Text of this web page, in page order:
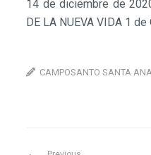
14 de diciembre de
DE LA NUEVA VIDA 1
CAMPOSANTO SANTA ANA